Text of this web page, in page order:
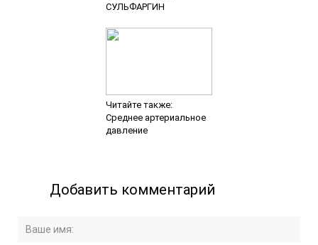
СУЛЬФАРГИН
Читайте также:
Среднее артериальное
давление
Добавить комментарий